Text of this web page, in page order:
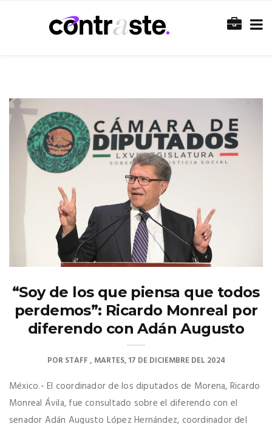
“Soy de los que piensa que todos
perdemos”: Ricardo Monreal por
diferendo con Adán Augusto
PORSTAFF MARTES, 17 DE DICIEMBRE DEL 2024
México.- El coordinador de los diputados de Morena, Ricardo
Monreal Ávila, fue consultado sobre el diferendo con el
senador Adán Augusto López Hernández, coordinador del